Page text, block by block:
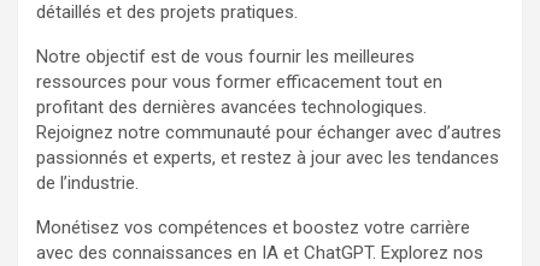
détaillés et des projets pratiques.
Notre objectif est de vous fournir les meilleures
ressources pour vous former efficacement tout en
profitant des dernières avancées technologiques.
Rejoignez notre communauté pour échanger avec d’autres
passionnés et experts, et restez à jour avec les tendances
de l’industrie.
Monétisez vos compétences et boostez votre carrière
avec des connaissances en IA et ChatGPT. Explorez nos